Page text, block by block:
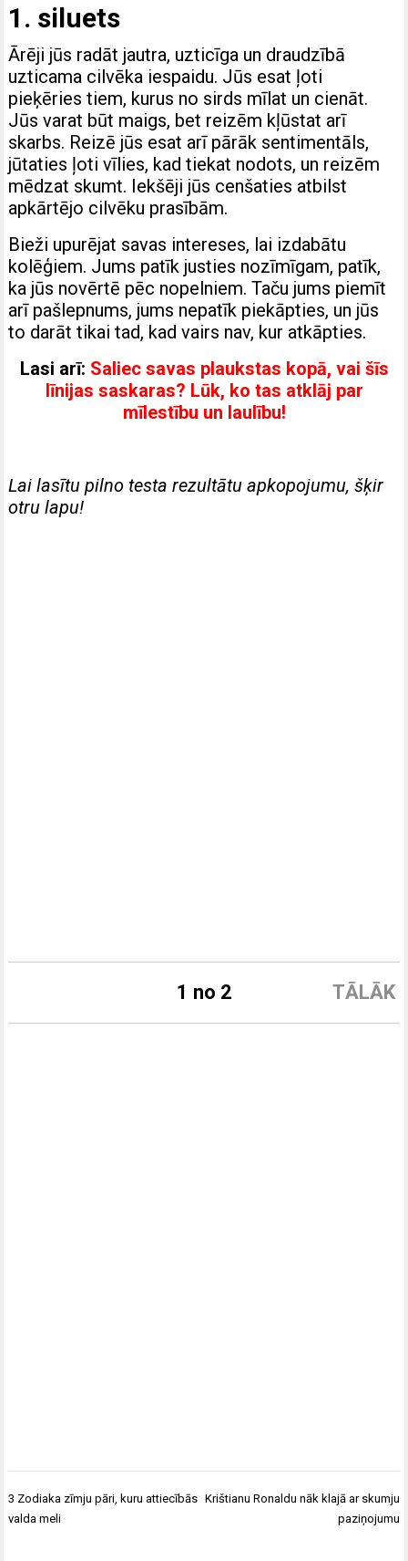
1. siluets
Ārēji jūs radāt jautra, uzticīga un draudzībā
uzticama cilvēka iespaidu. Jūs esat ļoti
pieķēries tiem, kurus no sirds mīlat un cienāt.
Jūs varat būt maigs, bet reizēm kļūstat arī
skarbs. Reizē jūs esat arī pārāk sentimentāls,
jūtaties ļoti vīlies, kad tiekat nodots, un reizēm
mēdzat skumt. Iekšēji jūs cenšaties atbilst
apkārtējo cilvēku prasībām.
Bieži upurējat savas intereses, lai izdabātu
kolēģiem. Jums patīk justies nozīmīgam, patīk,
ka jūs novērtē pēc nopelniem. Taču jums piemīt
arī pašlepnums, jums nepatīk piekāpties, un jūs
to darāt tikai tad, kad vairs nav, kur atkāpties.
Lasi arī: Saliec savas plaukstas kopā, vai šīs
līnijas saskaras? Lūk, ko tas atklāj par
mīlestību un laulību!
Lai lasītu pilno testa rezultātu apkopojumu, šķir
otru lapu!
TĀLĀK
1 no 2
Ziņu
izvēlne
3 Zodiaka zīmju pāri, kuru attiecībās
valda meli
Krištianu Ronaldu nāk klajā ar skumju
paziņojumu